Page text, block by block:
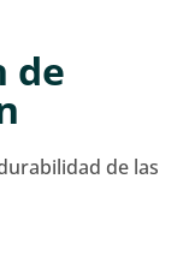
de
de las